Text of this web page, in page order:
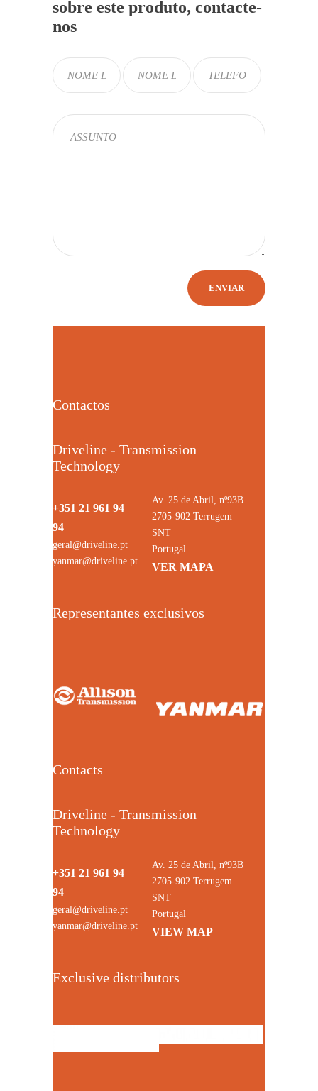
sobre este produto, contacte-
nos
Contactos
Driveline - Transmission
Technology
+351 21 961 94
94
geral@driveline.pt
yanmar@driveline.pt
Av. 25 de Abril, nº93B
2705-902 Terrugem
SNT
Portugal
VER MAPA
Representantes exclusivos
Contacts
Driveline - Transmission
Technology
+351 21 961 94
94
geral@driveline.pt
yanmar@driveline.pt
Av. 25 de Abril, nº93B
2705-902 Terrugem
SNT
Portugal
VIEW MAP
Exclusive distributors